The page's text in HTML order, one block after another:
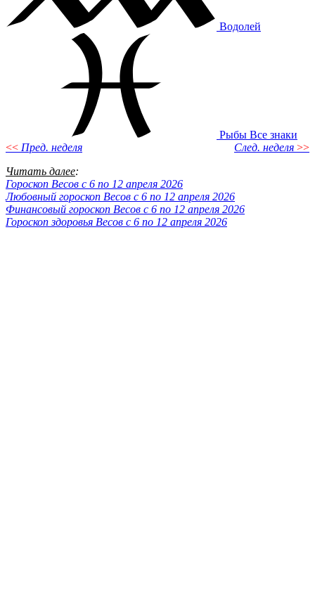
Водолей
Рыбы Все знаки
<< Пред. неделя След. неделя >>
Читать далее:
Гороскоп Весов с 6 по 12 апреля 2026
Любовный гороскоп Весов с 6 по 12 апреля 2026
Финансовый гороскоп Весов с 6 по 12 апреля 2026
Гороскоп здоровья Весов с 6 по 12 апреля 2026